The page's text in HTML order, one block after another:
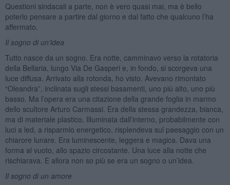
Questioni sindacali a parte, non è vero quasi mai, ma è bello
poterlo pensare a partire dal giorno e dal fatto che qualcuno l’ha
affermato.
Il sogno di un’idea
Tutto nasce da un sogno. Era notte, camminavo verso la rotatoria
della Bellaria, lungo Via De Gasperi e, in fondo, si scorgeva una
luce diffusa. Arrivato alla rotonda, ho visto. Avevano rimontato
“Oleandra”, inclinata sugli stessi basamenti, uno più alto, uno più
basso. Ma l’opera era una citazione della grande foglia in marmo
dello scultore Arturo Carmassi. Era della stessa grandezza, bianca,
ma di materiale plastico. Illuminata dall’interno, probabilmente con
luci a led, a risparmio energetico, risplendeva sul paesaggio con un
chiarore lunare. Era luminescente, leggera e magica. Dava una
forma al vuoto, allo spazio circostante. Una luce alla notte che
rischiarava. E allora non so più se era un sogno o un’idea.
Il sogno di un amore